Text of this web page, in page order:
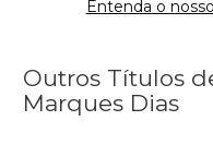
Entenda o
Outros Títulos
Marques Dias